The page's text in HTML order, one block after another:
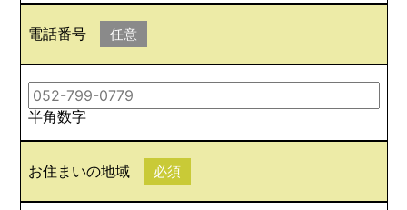
電話番号 任意
半角数字
お住まいの地域 必須